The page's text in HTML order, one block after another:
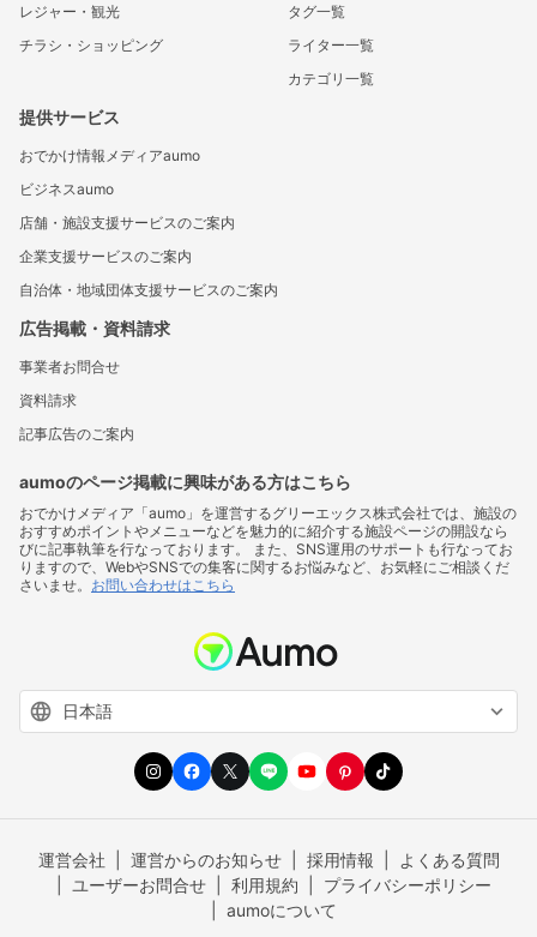
レジャー・観光
チラシ・ショッピング
タグ一覧
ライター一覧
カテゴリ一覧
提供サービス
おでかけ情報メディアaumo
ビジネスaumo
店舗・施設支援サービスのご案内
企業支援サービスのご案内
自治体・地域団体支援サービスのご案内
広告掲載・資料請求
事業者お問合せ
資料請求
記事広告のご案内
aumoのページ掲載に興味がある方はこちら
おでかけメディア「aumo」を運営するグリーエックス株式会社では、施設の
おすすめポイントやメニューなどを魅力的に紹介する施設ページの開設なら
びに記事執筆を行なっております。 また、SNS運用のサポートも行なってお
りますので、WebやSNSでの集客に関するお悩みなど、お気軽にご相談くだ
さいませ。 お問い合わせはこちら
運営会社 運営からのお知らせ 採用情報
よくある質問
ユーザーお問合せ
利用規約
プライバシーポリシー
aumoについて